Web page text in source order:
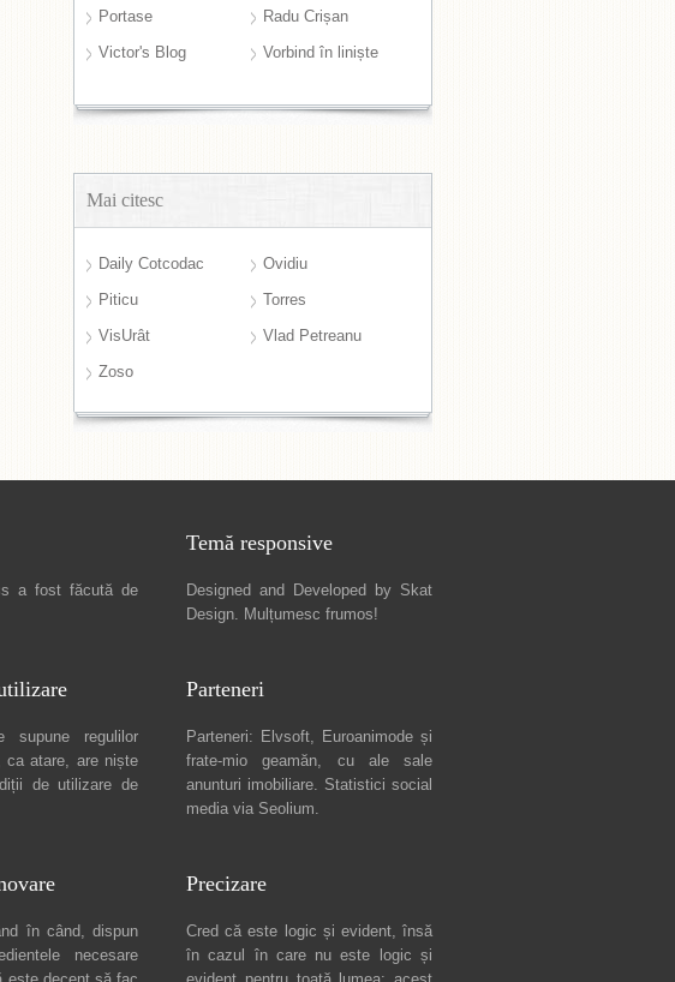
Portase
Radu Crișan
Victor's Blog
Vorbind în liniște
Mai citesc
Daily Cotcodac
Ovidiu
Piticu
Torres
VisUrât
Vlad Petreanu
Zoso
a fost făcută de
Temă responsive
Designed and Developed by Skat
Design. Mulțumesc frumos!
regulilor
ca atare, are niște
de utilizare de
Parteneri
Parteneri: Elvsoft, Euroanimode și
frate-mio geamăn, cu ale sale
anunturi imobiliare. Statistici social
media via Seolium.
în când, dispun
necesare
Precizare
Cred că este logic și evident, însă
în cazul în care nu este logic și